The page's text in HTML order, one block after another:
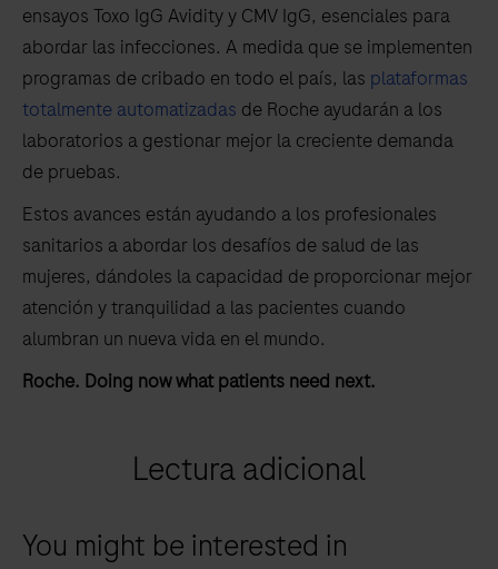
ensayos Toxo IgG Avidity y CMV IgG, esenciales para
abordar las infecciones. A medida que se implementen
programas de cribado en todo el país, las plataformas
totalmente automatizadas de Roche ayudarán a los
laboratorios a gestionar mejor la creciente demanda
de pruebas.
Estos avances están ayudando a los profesionales
sanitarios a abordar los desafíos de salud de las
mujeres, dándoles la capacidad de proporcionar mejor
atención y tranquilidad a las pacientes cuando
alumbran un nueva vida en el mundo.
Roche. Doing now what patients need next.
Lectura adicional
You might be interested in